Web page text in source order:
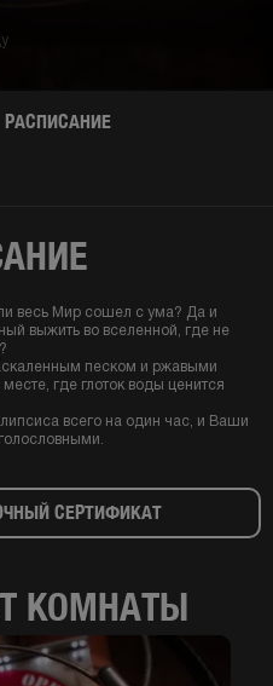
РАСПИСАНИЕ
весь Мир сошел с ума? Да и
выжить во вселенной, где не
песком и ржавыми
где глоток воды ценится
всего на один час, и Ваши
СЕРТИФИКАТ
КОМНАТЫ